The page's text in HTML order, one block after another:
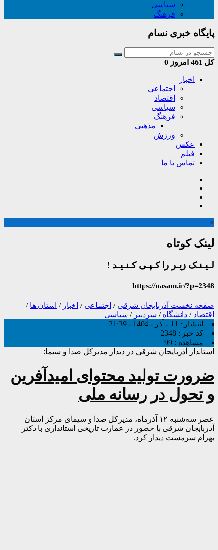
سیاسی
فرهنگ
پایگاه خبری نسام
کل امروز 0
اخبار
اجتماعی
اقتصاد
سیاسی
فرهنگ
مذهبی
ورزش
عکس
فیلم
تماس با ما
×
لینک کوتاه
لـیـنـک زیـر را کـپـی کـنـیـد !
https://nasam.ir/?p=2348
صفحه نخست آذربایجان شرقی / اجتماعی / اخبار / استان ها /
اقتصاد / دانشگاه / سردبیر / سیاسی
انتشار : 11 - آذر - 1404 - 21:39
کد خبر : 2348
مشاهده : 99
استاندار آذربایجان شرقی در دیدار مدیرکل صدا و سیما:
ضرورت تولید محتوای امیدآفرین
و تحول در رسانه ملی
عصر سه‌شنبه ۱۲ آذرماه، مدیرکل صدا و سیمای مرکز استان
آذربایجان شرقی با حضور در عمارت تاریخی استانداری با دکتر
بهرام سرمست دیدار کرد.